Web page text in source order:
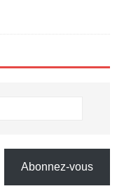
Abonnez-vous